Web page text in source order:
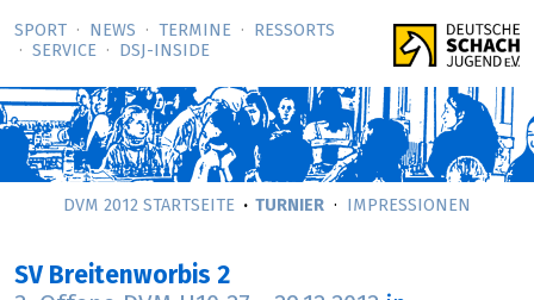
SPORT NEWS TERMINE
RESSORTS
SERVICE
DSJ-­INSIDE
DVM 2012 STARTSEITE TURNIER IMPRESSIONEN
SV Breitenworbis 2